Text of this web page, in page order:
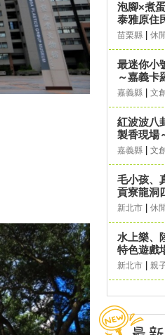
泡腳×煮
泰雅原住
苗栗縣 休
最迷你小
～嘉義卡
嘉義縣 文
紅波波八
製香現場
嘉義縣 文
毛小孩、
貢寮龍洞
新北市 休
水上樂、
特色遊戲
新北市 親